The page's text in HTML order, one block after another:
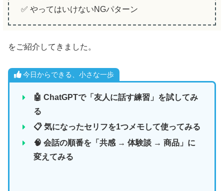
✅ やってはいけないNGパターン
をご紹介してきました。
今日からできる、小さな一歩
🤖 ChatGPTで「友人に話す練習」を試してみ
る
📋 気になったセリフを1つメモして使ってみる
🧠 会話の順番を「共感 → 体験談 → 商品」に
変えてみる